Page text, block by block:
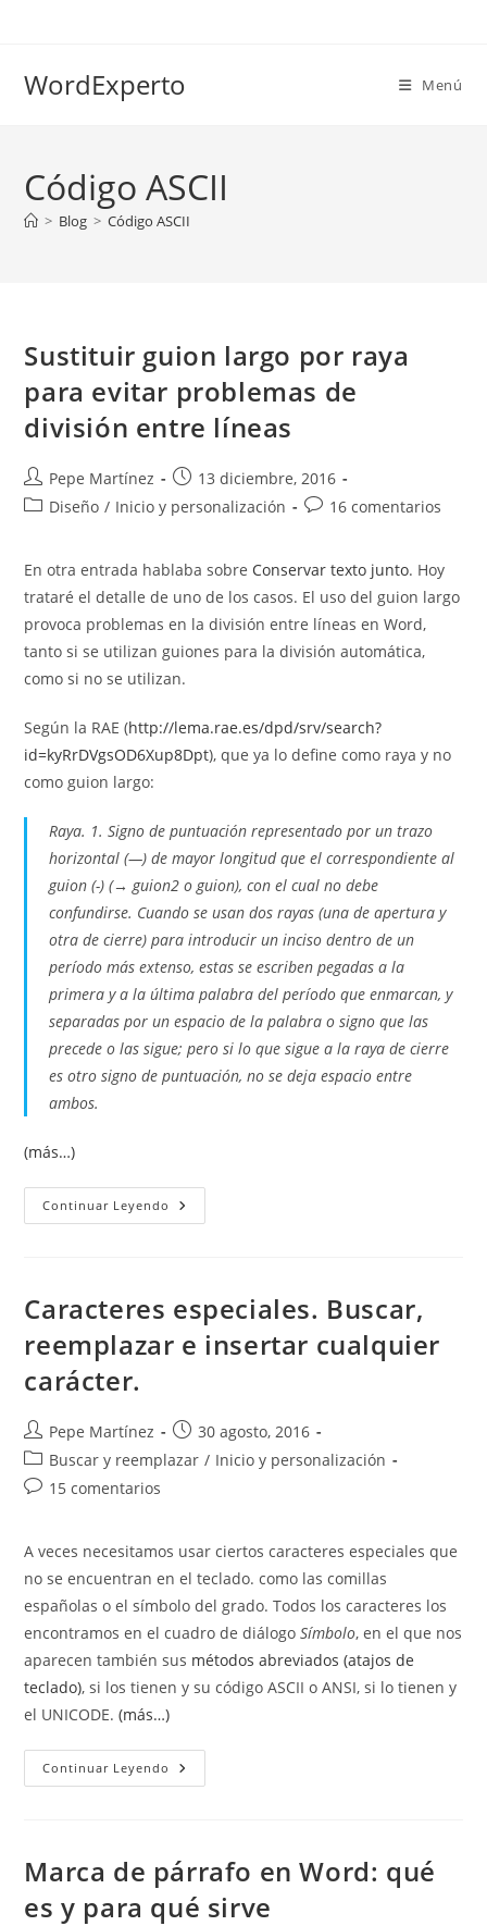
WordExperto Menú
Código ASCII
> Blog > Código ASCII
Sustituir guion largo por raya
para evitar problemas de
división entre líneas
Autor
de
Pepe Martínez
Publicación
de
la
13 diciembre, 2016
Categoría
entrada:
Diseño / Inicio y personalización
Comentarios
entrada:
16 comentarios
En otra entrada hablaba sobre Conservar texto junto. Hoy
trataré el detalle de uno de los casos. El uso del guion largo
provoca problemas en la división entre líneas en Word,
tanto si se utilizan guiones para la división automática,
como si no se utilizan.
Según la RAE (http://lema.rae.es/dpd/srv/search?
id=kyRrDVgsOD6Xup8Dpt), que ya lo define como raya y no
como guion largo:
Raya. 1. Signo de puntuación representado por un trazo
horizontal (—) de mayor longitud que el correspondiente al
guion (-) (→ guion2 o guion), con el cual no debe
confundirse. Cuando se usan dos rayas (una de apertura y
otra de cierre) para introducir un inciso dentro de un
período más extenso, estas se escriben pegadas a la
primera y a la última palabra del período que enmarcan, y
separadas por un espacio de la palabra o signo que las
precede o las sigue; pero si lo que sigue a la raya de cierre
es otro signo de puntuación, no se deja espacio entre
ambos.
(más…)
Continuar Leyendo Sustituir
Guion
Problemas
División
Entre
Caracteres especiales. Buscar,
reemplazar e insertar cualquier
carácter.
Autor
de
la
entrada:
Pepe Martínez
Publicación
de
30 agosto, 2016
Categoría
de
Buscar y reemplazar / Inicio y personalización
Comentarios
entrada:
15 comentarios
A veces necesitamos usar ciertos caracteres especiales que
no se encuentran en el teclado. como las comillas
españolas o el símbolo del grado. Todos los caracteres los
encontramos en el cuadro de diálogoSímbolo, en el que nos
aparecen también sus métodos abreviados (atajos de
teclado), si los tienen y su código ASCII o ANSI, si lo tienen y
el UNICODE.(más…)
Continuar Leyendo Caracteres
Especiales.
Cualquier
Carácter.
Marca de párrafo en Word: qué
es y para qué sirve